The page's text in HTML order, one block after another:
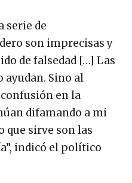
de
son imprecisas y
de falsedad […] Las
ayudan. Sino al
en la
difamando a mi
que sirve son las
indicó el político